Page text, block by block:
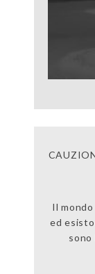
Il
ed
sono